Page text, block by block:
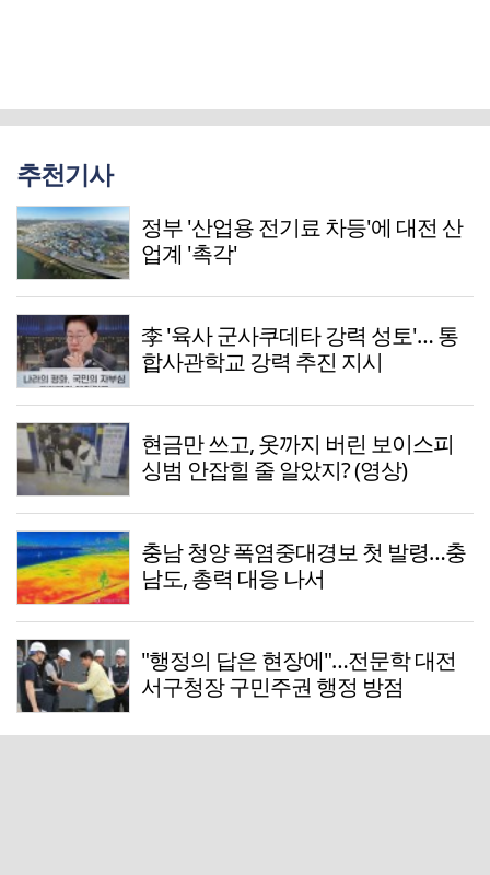
추천기사
정부 '산업용 전기료 차등'에 대전 산
업계 '촉각'
李 '육사 군사쿠데타 강력 성토'… 통
합사관학교 강력 추진 지시
현금만 쓰고, 옷까지 버린 보이스피
싱범 안잡힐 줄 알았지? (영상)
충남 청양 폭염중대경보 첫 발령…충
남도, 총력 대응 나서
"행정의 답은 현장에"…전문학 대전
서구청장 구민주권 행정 방점